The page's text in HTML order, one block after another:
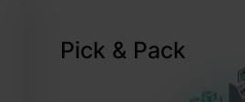
Pick & Pack